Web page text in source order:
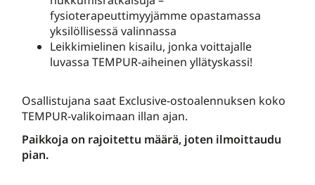
fysioterapeuttimyyjämme opastamassa
yksilöllisessä valinnassa
Leikkimielinen kisailu, jonka voittajalle
luvassa TEMPUR-aiheinen yllätyskassi!
Osallistujana saat Exclusive-ostoalennuksen koko
TEMPUR-valikoimaan illan ajan.
Paikkoja on rajoitettu määrä, joten ilmoittaudu
pian.